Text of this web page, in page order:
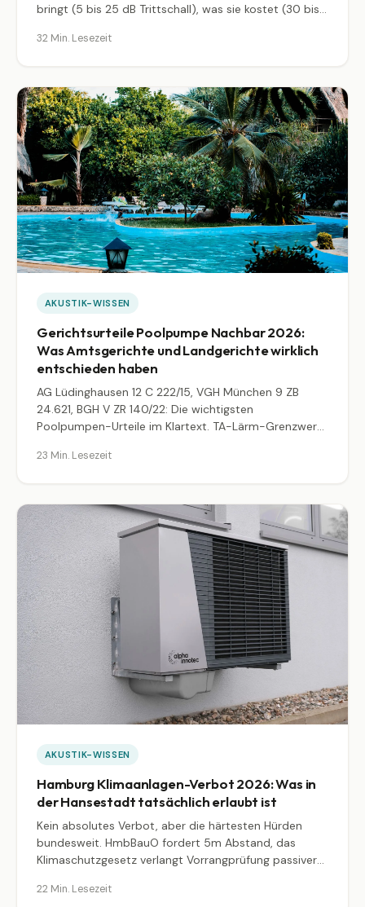
bringt (5 bis 25 dB Trittschall), was sie kostet (30 bis
wann der Handwerker ranmuss. Mit Materialliste nach
32 Min. Lesezeit
AKUSTIK-WISSEN
Gerichtsurteile Poolpumpe Nachbar 2026:
Was Amtsgerichte und Landgerichte wirklich
entschieden haben
AG Lüdinghausen 12 C 222/15, VGH München 9 ZB
24.621, BGH V ZR 140/22: Die wichtigsten
Poolpumpen-Urteile im Klartext. TA-Lärm-Grenzwerte
und wo die Zumutbarkeitsschwelle liegt.
23 Min. Lesezeit
AKUSTIK-WISSEN
Hamburg Klimaanlagen-Verbot 2026: Was in
der Hansestadt tatsächlich erlaubt ist
Kein absolutes Verbot, aber die härtesten Hürden
bundesweit. HmbBauO fordert 5m Abstand, das
Klimaschutzgesetz verlangt Vorrangprüfung passiver
Innenstadt. Was in Hamburg wirklich geht, was 2026
22 Min. Lesezeit